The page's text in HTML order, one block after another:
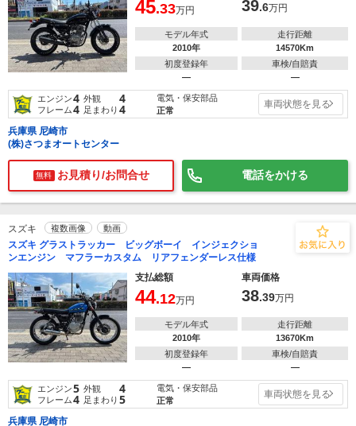
45.33万円 39.6万円
モデル年式
2010年
走行距離
14570Km
初度登録年
―
車検/自賠責
―
エンジン4 外観 4
フレーム4 足まわり 4
電気・保安部品
正常
車両状態を見る
兵庫県 尼崎市
(株)さつまオートセンター
無料 お見積り/お問合せ 電話をかける
スズキ 複数画像 動画
スズキ グラストラッカー ビッグボーイ インジェクショ
ンエンジン マフラーカスタム リアフェンダーレス仕様
支払総額
車両価格
44.12万円 38.39万円
モデル年式
2010年
走行距離
13670Km
初度登録年
―
車検/自賠責
―
エンジン5 外観 4
フレーム4 足まわり 5
電気・保安部品
正常
車両状態を見る
兵庫県 尼崎市